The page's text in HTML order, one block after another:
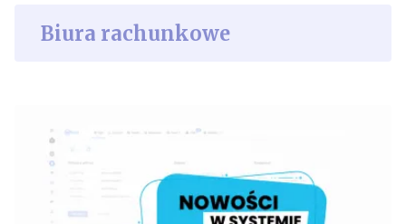
Biura rachunkowe